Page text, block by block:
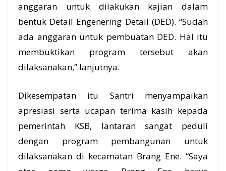
anggaran untuk dilakukan kajian dalam
bentuk Detail Engenering Detail (DED). “Sudah
ada anggaran untuk pembuatan DED. Hal itu
membuktikan program tersebut akan
dilaksanakan,” lanjutnya.
Dikesempatan itu Santri menyampaikan
apresiasi serta ucapan terima kasih kepada
pemerintah KSB, lantaran sangat peduli
dengan program pembangunan untuk
dilaksanakan di kecamatan Brang Ene. “Saya